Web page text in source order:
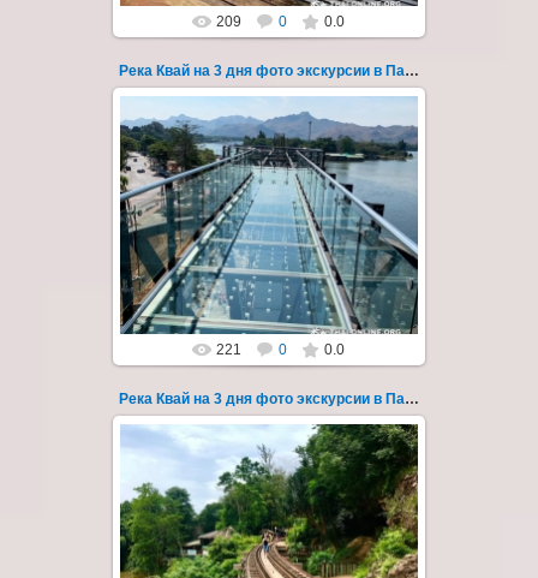
209 0 0.0
Река Квай на 3 дня фото экскурсии в Паттайе 52
22.03.2023
Тур на три дня из Паттайи на реку Квай,
водопады Эраван, Сайок Ной и Сайок Яй,
затопленный город Сангклабури, деревня...
Thai-Online
221 0 0.0
Река Квай на 3 дня фото экскурсии в Паттайе 53
22.03.2023
Тур на три дня из Паттайи на реку Квай,
водопады Эраван, Сайок Ной и Сайок Яй,
затопленный город Сангклабури, деревня...